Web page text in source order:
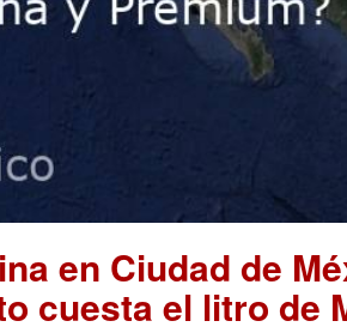
en Ciudad de
cuesta el litro de